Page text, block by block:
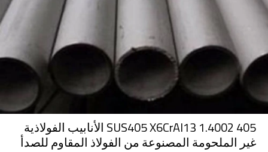
405 SUS405 X6CrAl13 1.4002 الأنابيب الفولاذية
غير الملحومة المصنوعة من الفولاذ المقاوم للصدأ